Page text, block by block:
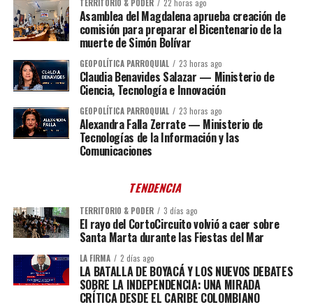
TERRITORIO & PODER 22 horas ago
Asamblea del Magdalena aprueba creación de
comisión para preparar el Bicentenario de la
muerte de Simón Bolívar
GEOPOLÍTICA PARROQUIAL 23 horas ago
Claudia Benavides Salazar — Ministerio de
Ciencia, Tecnología e Innovación
GEOPOLÍTICA PARROQUIAL 23 horas ago
Alexandra Falla Zerrate — Ministerio de
Tecnologías de la Información y las
Comunicaciones
TENDENCIA
TERRITORIO & PODER 3 días ago
El rayo del CortoCircuito volvió a caer sobre
Santa Marta durante las Fiestas del Mar
LA FIRMA 2 días ago
LA BATALLA DE BOYACÁ Y LOS NUEVOS DEBATES
SOBRE LA INDEPENDENCIA: UNA MIRADA
CRÍTICA DESDE EL CARIBE COLOMBIANO